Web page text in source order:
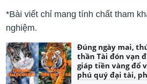
*Bài viết chỉ mang tính chất tham
nghiệm.
Đúng ngày mai,
thần Tài đón vạn
giáp tiền vàng đổ
phú quý đại tài,